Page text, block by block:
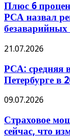
Плюс 6
РСА назвал
безаварийных
21.07.2026
РСА: средняя
Петербурге в
09.07.2026
Страховое
сейчас, что